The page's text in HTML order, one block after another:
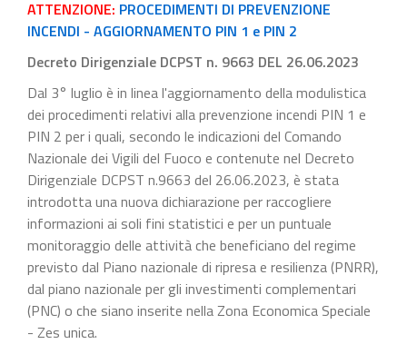
ATTENZIONE: PROCEDIMENTI DI PREVENZIONE
INCENDI - AGGIORNAMENTO PIN 1 e PIN 2
Decreto Dirigenziale DCPST n. 9663 DEL 26.06.2023
Dal 3° luglio è in linea l'aggiornamento della modulistica
dei procedimenti relativi alla prevenzione incendi PIN 1 e
PIN 2 per i quali, secondo le indicazioni del Comando
Nazionale dei Vigili del Fuoco e contenute nel Decreto
Dirigenziale DCPST n.9663 del 26.06.2023, è stata
introdotta una nuova dichiarazione per raccogliere
informazioni ai soli fini statistici e per un puntuale
monitoraggio delle attività che beneficiano del regime
previsto dal Piano nazionale di ripresa e resilienza (PNRR),
dal piano nazionale per gli investimenti complementari
(PNC) o che siano inserite nella Zona Economica Speciale
- Zes unica.